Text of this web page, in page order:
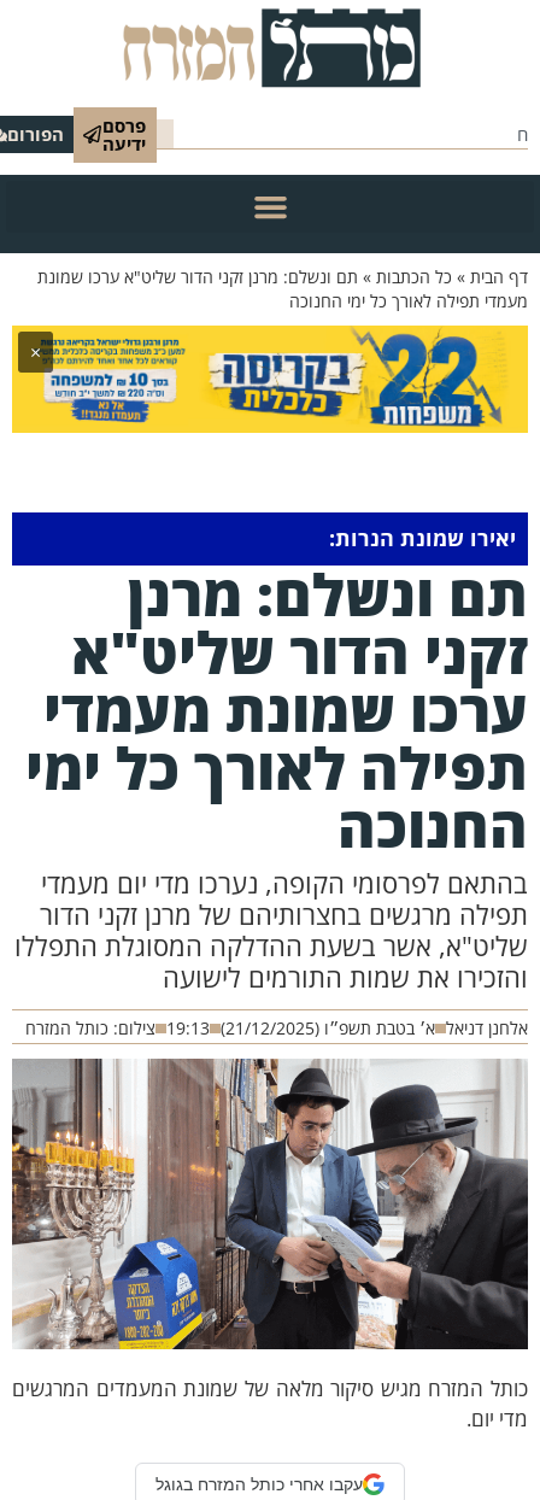
פרסם
ידיעה הפורום
»כל הכתבות»תם ונשלם: מרנן זקני הדור שליט"א ערכו שמונת
תפילה לאורך כל ימי החנוכה
×
שמונת הנרות:
ונשלם: מרנן
הדור שליט"א
שמונת מעמדי
לאורך כל ימי
לפרסומי הקופה, נערכו מדי יום מעמדי
מרגשים בחצרותיהם של מרנן זקני הדור
אשר בשעת ההדלקה המסוגלת התפללו
את שמות התורמים לישועה
דניאל א׳ בטבת תשפ״ו (21/12/2025) 19:13 צילום: כותל המזרח
המזרח מגיש סיקור מלאה של שמונת המעמדים המרגשים
יום.
עקבו אחרי כותל המזרח בגוגל